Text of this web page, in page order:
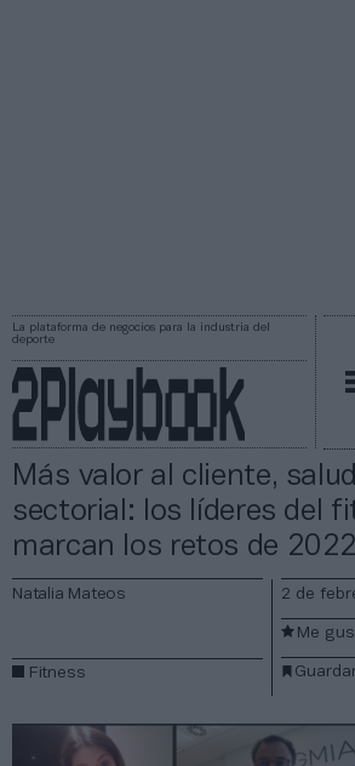
La plataforma de negocios para la industria del
deporte
Más valor al cliente,
sectorial: los líderes del
marcan los retos de 2022
Natalia Mateos
Fitness
2 de
Me